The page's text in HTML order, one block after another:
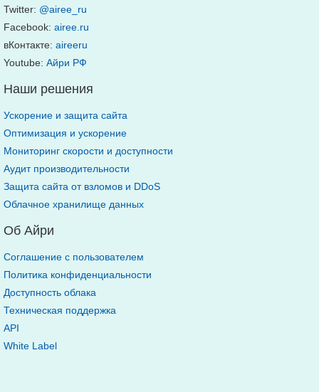
Twitter: @airee_ru
Facebook: airee.ru
вКонтакте: aireeru
Youtube: Айри РФ
Наши решения
Ускорение и защита сайта
Оптимизация и ускорение
Мониторинг скорости и доступности
Аудит производительности
Защита сайта от взломов и DDoS
Облачное хранилище данных
Об Айри
Соглашение с пользователем
Политика конфиденциальности
Доступность облака
Техническая поддержка
API
White Label